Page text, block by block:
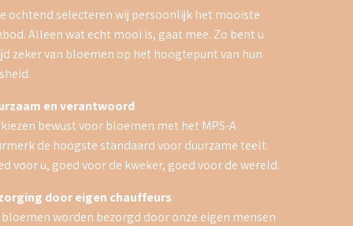
ochtend selecteren wij persoonlijk het mooiste
Alleen wat echt mooi is, gaat mee. Zo bent u
zeker van bloemen op het hoogtepunt van hun
en verantwoord
bewust voor bloemen met het MPS-A
de hoogste standaard voor duurzame teelt.
voor u, goed voor de kweker, goed voor de wereld.
door eigen chauffeurs
bloemen worden bezorgd door onze eigen mensen